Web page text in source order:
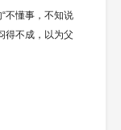
不懂事，不知说
得不成，以为父